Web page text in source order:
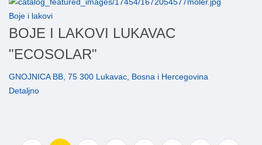
Boje i lakovi
BOJE I LAKOVI LUKAVAC
"ECOSOLAR"
GNOJNICA BB, 75 300 Lukavac, Bosna i Hercegovina
Detaljno